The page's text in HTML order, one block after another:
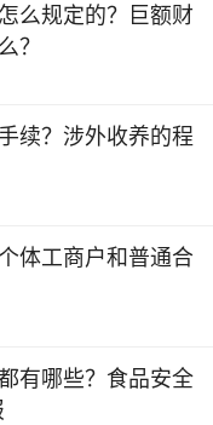
么规定的？巨额财
？
续？涉外收养的程
体工商户和普通合
有哪些？食品安全